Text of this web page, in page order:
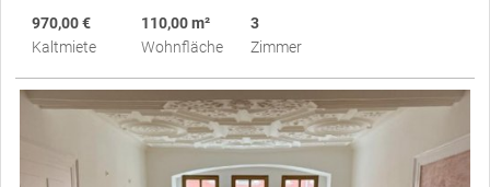
970,00 €
Kaltmiete
110,00 m²
Wohnfläche
3
Zimmer